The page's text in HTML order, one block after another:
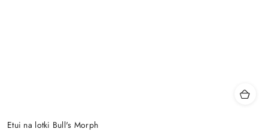
Etui na lotki Bull's Morph